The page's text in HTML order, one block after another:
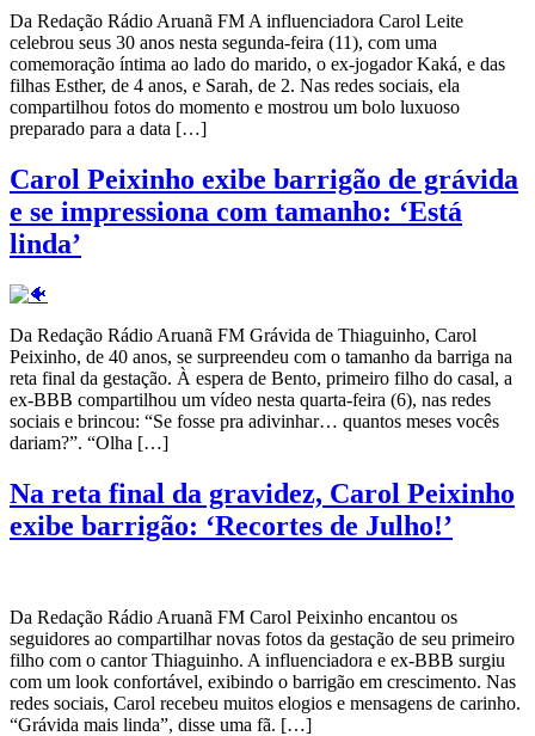
Da Redação Rádio Aruanã FM A influenciadora Carol Leite
celebrou seus 30 anos nesta segunda-feira (11), com uma
comemoração íntima ao lado do marido, o ex-jogador Kaká, e das
filhas Esther, de 4 anos, e Sarah, de 2. Nas redes sociais, ela
compartilhou fotos do momento e mostrou um bolo luxuoso
preparado para a data […]
Carol Peixinho exibe barrigão de grávida
e se impressiona com tamanho: ‘Está
linda’
Da Redação Rádio Aruanã FM Grávida de Thiaguinho, Carol
Peixinho, de 40 anos, se surpreendeu com o tamanho da barriga na
reta final da gestação. À espera de Bento, primeiro filho do casal, a
ex-BBB compartilhou um vídeo nesta quarta-feira (6), nas redes
sociais e brincou: “Se fosse pra adivinhar… quantos meses vocês
dariam?”. “Olha […]
Na reta final da gravidez, Carol Peixinho
exibe barrigão: ‘Recortes de Julho!’
Da Redação Rádio Aruanã FM Carol Peixinho encantou os
seguidores ao compartilhar novas fotos da gestação de seu primeiro
filho com o cantor Thiaguinho. A influenciadora e ex-BBB surgiu
com um look confortável, exibindo o barrigão em crescimento. Nas
redes sociais, Carol recebeu muitos elogios e mensagens de carinho.
“Grávida mais linda”, disse uma fã. […]